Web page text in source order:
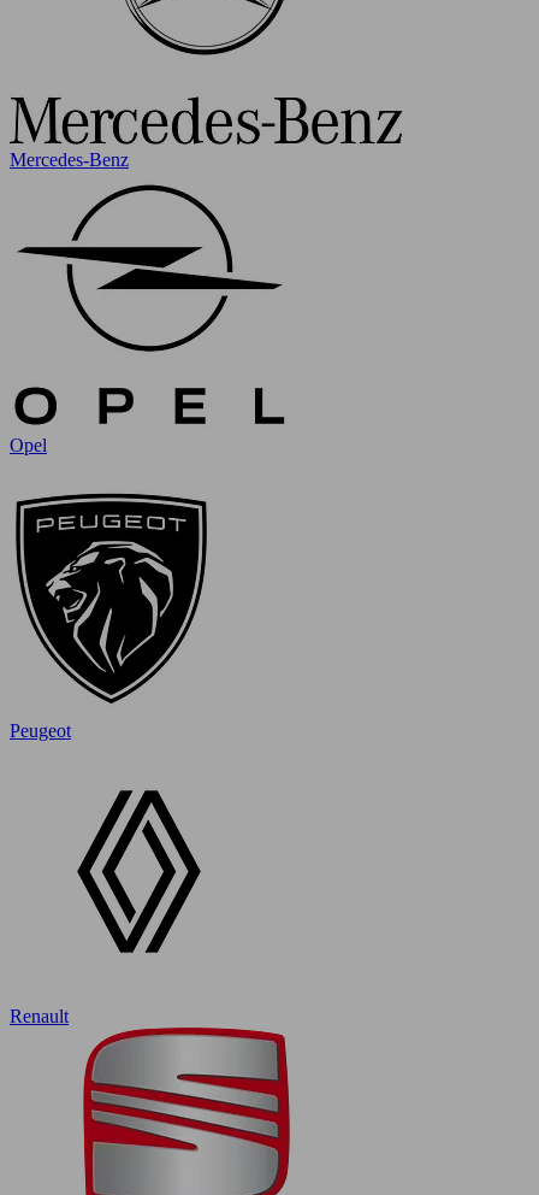
Mercedes-Benz
Opel
Peugeot
Renault